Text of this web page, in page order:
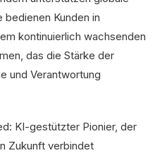
Kunden in
kontinuierlich wachsenden
das die Stärke der
und Verantwortung